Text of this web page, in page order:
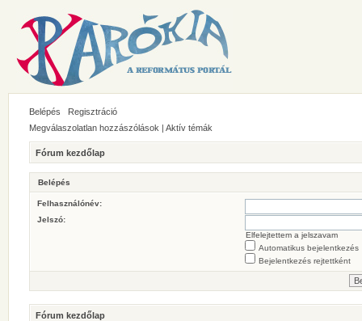
Belépés
Regisztráció
Megválaszolatlan hozzászólások | Aktív témák
Fórum kezdőlap
Belépés
Felhasználónév:
Jelszó:
Elfelejtettem a jelszavam
Automatikus bejelentkezés
Bejelentkezés rejtettként
Fórum kezdőlap